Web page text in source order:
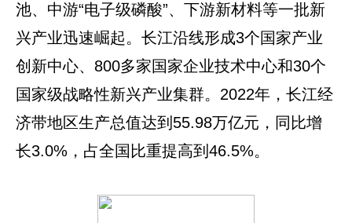
池、中游“电子级磷酸”、下游新材料等一批新
兴产业迅速崛起。长江沿线形成3个国家产业
创新中心、800多家国家企业技术中心和30个
国家级战略性新兴产业集群。2022年，长江经
济带地区生产总值达到55.98万亿元，同比增
长3.0%，占全国比重提高到46.5%。